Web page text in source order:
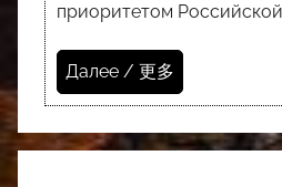
приоритетом
Далее / 更多